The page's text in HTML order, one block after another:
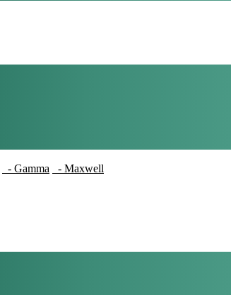
- Gamma - Maxwell